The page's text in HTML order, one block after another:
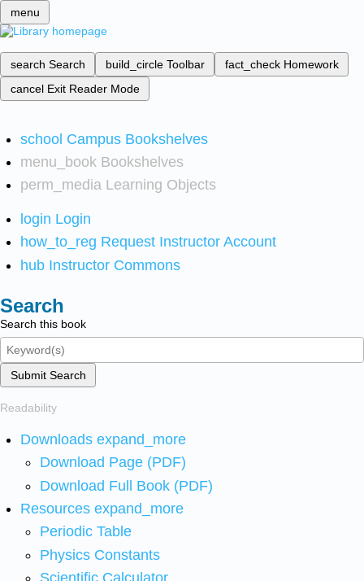
menu
search Search build_circle Toolbar fact_check Homework
cancel Exit Reader Mode
school Campus Bookshelves
menu_book Bookshelves
perm_media Learning Objects
login Login
how_to_reg Request Instructor Account
hub Instructor Commons
Search
Search this book
Submit Search
Readability
Downloads expand_more
Download Page (PDF)
Download Full Book (PDF)
Resources expand_more
Periodic Table
Physics Constants